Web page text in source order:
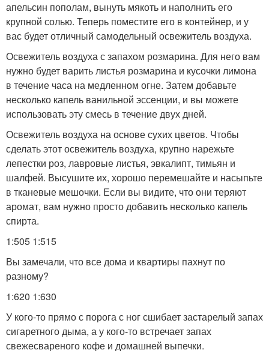
апельсин пополам, вынуть мякоть и наполнить его
крупной солью. Теперь поместите его в контейнер, и у
вас будет отличный самодельный освежитель воздуха.
Освежитель воздуха с запахом розмарина. Для него вам
нужно будет варить листья розмарина и кусочки лимона
в течение часа на медленном огне. Затем добавьте
несколько капель ванильной эссенции, и вы можете
использовать эту смесь в течение двух дней.
Освежитель воздуха на основе сухих цветов. Чтобы
сделать этот освежитель воздуха, крупно нарежьте
лепестки роз, лавровые листья, эвкалипт, тимьян и
шалфей. Высушите их, хорошо перемешайте и насыпьте
в тканевые мешочки. Если вы видите, что они теряют
аромат, вам нужно просто добавить несколько капель
спирта.
1:505 1:515
Вы замечали, что все дома и квартиры пахнут по
разному?
1:620 1:630
У кого-то прямо с порога с ног сшибает застарелый запах
сигаретного дыма, а у кого-то встречает запах
свежесвареного кофе и домашней выпечки.